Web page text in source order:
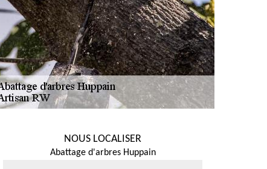
NOUS LOCALISER
Abattage d'arbres Huppain